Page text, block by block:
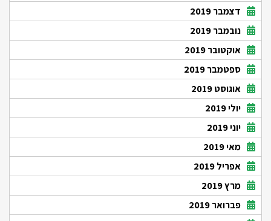
דצמבר 2019
נובמבר 2019
אוקטובר 2019
ספטמבר 2019
אוגוסט 2019
יולי 2019
יוני 2019
מאי 2019
אפריל 2019
מרץ 2019
פברואר 2019